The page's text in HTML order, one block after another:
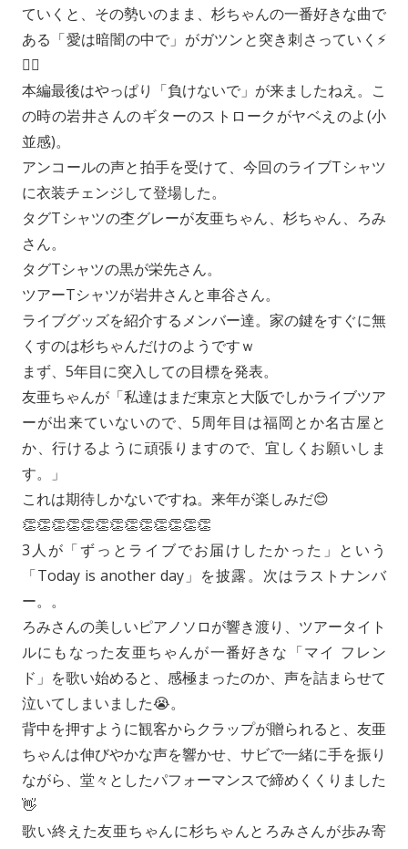
ていくと、その勢いのまま、杉ちゃんの一番好きな曲で
ある「愛は暗闇の中で」がガツンと突き刺さっていく⚡️
❤️‍🔥
本編最後はやっぱり「負けないで」が来ましたねえ。こ
の時の岩井さんのギターのストロークがヤベえのよ(小
並感)。
アンコールの声と拍手を受けて、今回のライブTシャツ
に衣装チェンジして登場した。
タグTシャツの杢グレーが友亜ちゃん、杉ちゃん、ろみ
さん。
タグTシャツの黒が栄先さん。
ツアーTシャツが岩井さんと車谷さん。
ライブグッズを紹介するメンバー達。家の鍵をすぐに無
くすのは杉ちゃんだけのようですｗ
まず、5年目に突入しての目標を発表。
友亜ちゃんが「私達はまだ東京と大阪でしかライブツア
ーが出来ていないので、5周年目は福岡とか名古屋と
か、行けるように頑張りますので、宜しくお願いしま
す。」
これは期待しかないですね。来年が楽しみだ😊
👏👏👏👏👏👏👏👏👏👏👏👏👏
3人が「ずっとライブでお届けしたかった」という
「Today is another day」を披露。次はラストナンバ
ー。。
ろみさんの美しいピアノソロが響き渡り、ツアータイト
ルにもなった友亜ちゃんが一番好きな「マイ フレン
ド」を歌い始めると、感極まったのか、声を詰まらせて
泣いてしまいました😭。
背中を押すように観客からクラップが贈られると、友亜
ちゃんは伸びやかな声を響かせ、サビで一緒に手を振り
ながら、堂々としたパフォーマンスで締めくくりました
👋
歌い終えた友亜ちゃんに杉ちゃんとろみさんが歩み寄